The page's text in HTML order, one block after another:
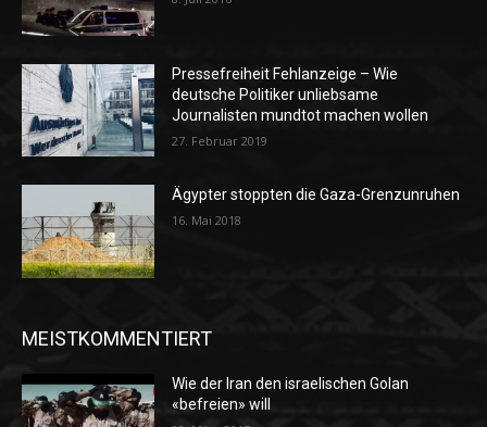
Pressefreiheit Fehlanzeige – Wie
deutsche Politiker unliebsame
Journalisten mundtot machen wollen
27. Februar 2019
Ägypter stoppten die Gaza-Grenzunruhen
16. Mai 2018
MEISTKOMMENTIERT
Wie der Iran den israelischen Golan
«befreien» will